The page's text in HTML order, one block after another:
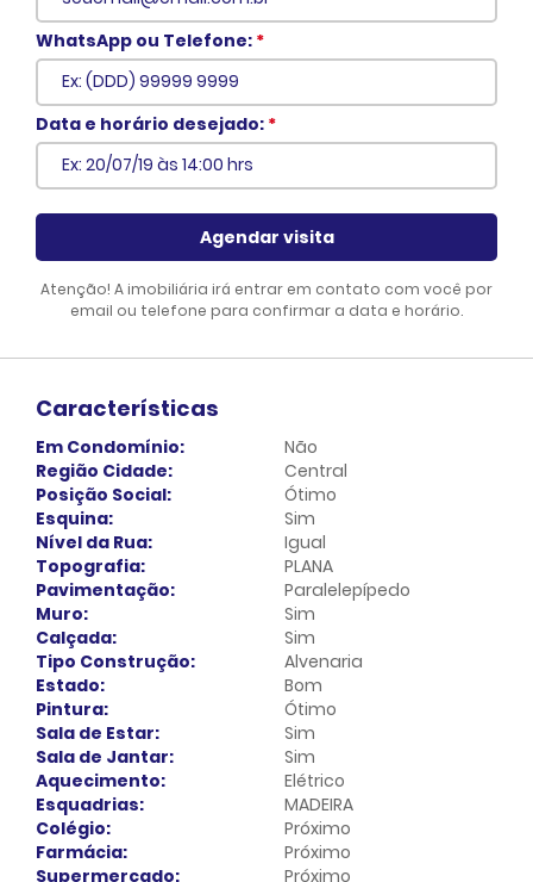
WhatsApp ou Telefone: *
Data e horário desejado: *
Agendar visita
Atenção! A imobiliária irá entrar em contato com você por
email ou telefone para confirmar a data e horário.
Voltar
Características
Em Condomínio:
Não
Região Cidade:
Central
Posição Social:
Ótimo
Esquina:
Sim
Nível da Rua:
Igual
Topografia:
PLANA
Pavimentação:
Paralelepípedo
Muro:
Sim
Calçada:
Sim
Tipo Construção:
Alvenaria
Estado:
Bom
Pintura:
Ótimo
Sala de Estar:
Sim
Sala de Jantar:
Sim
Aquecimento:
Elétrico
Esquadrias:
MADEIRA
Colégio:
Próximo
Farmácia:
Próximo
Supermercado:
Próximo